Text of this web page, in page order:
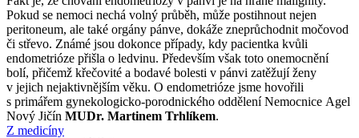
Pokud se nemoci nechá volný průběh, může postihnout nejen
peritoneum, ale také orgány pánve, dokáže zneprůchodnit močovod
či střevo. Známé jsou dokonce případy, kdy pacientka kvůli
endometrióze přišla o ledvinu. Především však toto onemocnění
bolí, přičemž křečovité a bodavé bolesti v pánvi zatěžují ženy
v jejich nejaktivnějším věku. O endometrióze jsme hovořili
s primářem gynekologicko-porodnického oddělení Nemocnice Agel
Nový Jičín MUDr. Martinem Trhlíkem.
Z medicíny